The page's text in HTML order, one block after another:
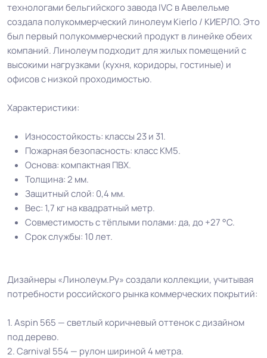
Защитный слой 0.40 мм (400) мкм
Допуск изменения
рабочего слоя
+-10% мкм
Допуск изменения
Коэффициент
противоскольжения
R9
Вес 1 м.кв. 1.4 кг
Срок службы 10 лет
Шумоизоляция 15 Дб
Форма поставки и мин.
партии
технологами бельгийского завода IVC в Авелельме
создала полукоммерческий линолеум Kierlo / КИЕРЛО. Это
был первый полукоммерческий продукт в линейке обеих
компаний. Линолеум подходит для жилых помещений с
высокими нагрузками (кухня, коридоры, гостиные) и
офисов с низкой проходимостью.
Характеристики:
Износостойкость: классы 23 и 31.
Пожарная безопасность: класс КМ5.
Основа: компактная ПВХ.
Толщина: 2 мм.
Защитный слой: 0,4 мм.
Вес: 1,7 кг на квадратный метр.
Совместимость с тёплыми полами: да, до +27 °C.
Срок службы: 10 лет.
Дизайнеры «Линолеум.Ру» создали коллекции, учитывая
потребности российского рынка коммерческих покрытий:
1. Aspin 565 — светлый коричневый оттенок с дизайном
под дерево.
2. Carnival 554 — рулон шириной 4 метра.